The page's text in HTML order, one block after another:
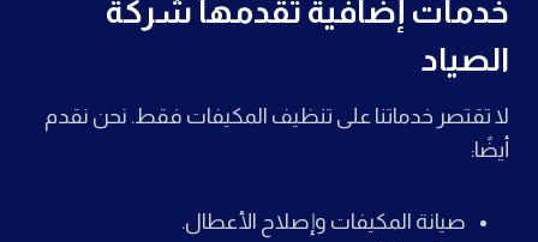
خدمات إضافية تقدمها شركة
الصياد
لا تقتصر خدماتنا على تنظيف المكيفات فقط. نحن نقدم
أيضًا:
صيانة المكيفات وإصلاح الأعطال.